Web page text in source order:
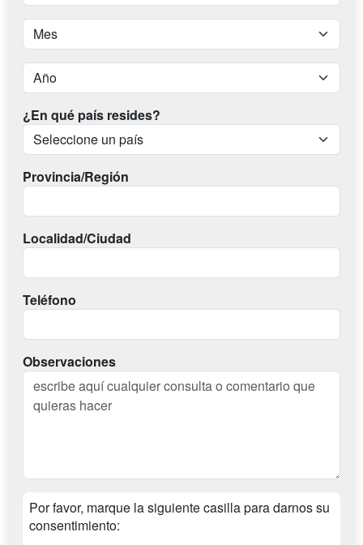
¿En qué país resides?
Provincia/Región
Localidad/Ciudad
Teléfono
Observaciones
Por favor, marque la siguiente casilla para darnos su
consentimiento: